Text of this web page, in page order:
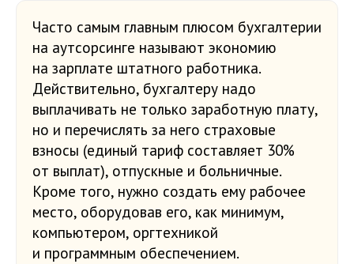
Часто самым главным плюсом бухгалтерии
на аутсорсинге называют экономию
на зарплате штатного работника.
Действительно, бухгалтеру надо
выплачивать не только заработную плату,
но и перечислять за него страховые
взносы (единый тариф составляет 30%
от выплат), отпускные и больничные.
Кроме того, нужно создать ему рабочее
место, оборудовав его, как минимум,
компьютером, оргтехникой
и программным обеспечением.